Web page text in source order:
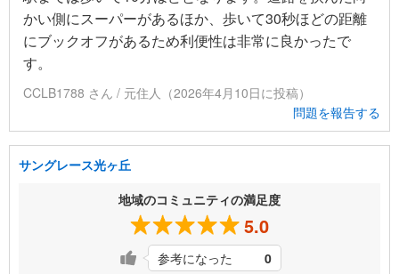
かい側にスーパーがあるほか、歩いて30秒ほどの距離
にブックオフがあるため利便性は非常に良かったで
す。
CCLB1788 さん / 元住人（2026年4月10日に投稿）
問題を報告する
サングレース光ヶ丘
地域のコミュニティの満足度
5.0
参考になった 0